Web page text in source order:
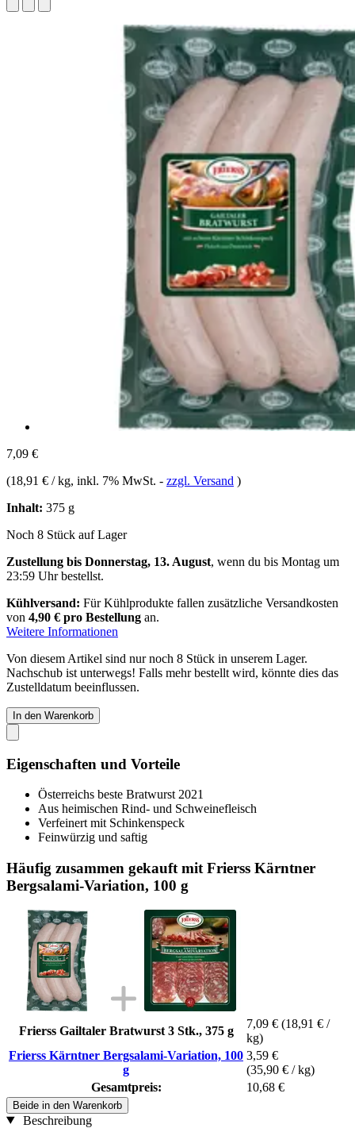
7,09 €
(18,91 € / kg, inkl. 7% MwSt. - zzgl. Versand )
Inhalt: 375 g
Noch 8 Stück auf Lager
Zustellung bis Donnerstag, 13. August, wenn du bis Montag um
23:59 Uhrbestellst.
Kühlversand: Für Kühlprodukte fallen zusätzliche Versandkosten
von 4,90 € pro Bestellung an.
Weitere Informationen
Von diesem Artikel sind nur noch 8 Stück in unserem Lager.
Nachschub ist unterwegs! Falls mehr bestellt wird, könnte dies das
Zustelldatum beeinflussen.
In den Warenkorb
Eigenschaften und Vorteile
Österreichs beste Bratwurst 2021
Aus heimischen Rind- und Schweinefleisch
Verfeinert mit Schinkenspeck
Feinwürzig und saftig
Häufig zusammen gekauft mit Frierss Kärntner
Bergsalami-Variation, 100 g
Frierss Gailtaler Bratwurst 3 Stk., 375 g
7,09 € (18,91 € /
kg)
Frierss Kärntner Bergsalami-Variation, 100
g
3,59 €
(35,90 € / kg)
Gesamtpreis:
10,68 €
Beide in den Warenkorb
Beschreibung